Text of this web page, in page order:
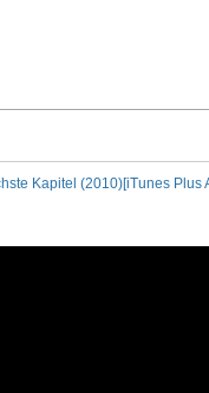
Kapitel (2010)[iTunes Plus